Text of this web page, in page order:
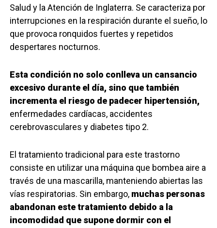
Salud y la Atención de Inglaterra. Se caracteriza por
interrupciones en la respiración durante el sueño, lo
que provoca ronquidos fuertes y repetidos
despertares nocturnos.
Esta condición no solo conlleva un cansancio
excesivo durante el día, sino que también
incrementa el riesgo de padecer hipertensión,
enfermedades cardíacas, accidentes
cerebrovasculares y diabetes tipo 2.
El tratamiento tradicional para este trastorno
consiste en utilizar una máquina que bombea aire a
través de una mascarilla, manteniendo abiertas las
vías respiratorias. Sin embargo, muchas personas
abandonan este tratamiento debido a la
incomodidad que supone dormir con el